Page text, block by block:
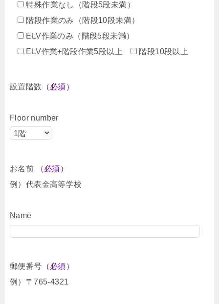
特殊作業なし（階段5段未満）
階段作業のみ（階段10段未満）
ELV作業のみ（階段5段未満）
ELV作業+階段作業5段以上
階段10段以上
設置階数 （必須）
Floor number
お名前
（必須）
例）代表金高等学校
Name
郵便番号 （必須）
例）〒765-4321